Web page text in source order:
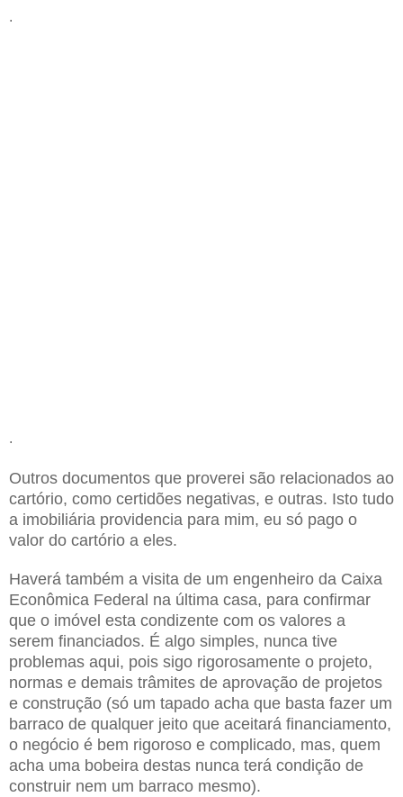
.
.
Outros documentos que proverei são relacionados ao
cartório, como certidões negativas, e outras. Isto tudo
a imobiliária providencia para mim, eu só pago o
valor do cartório a eles.
Haverá também a visita de um engenheiro da Caixa
Econômica Federal na última casa, para confirmar
que o imóvel esta condizente com os valores a
serem financiados. É algo simples, nunca tive
problemas aqui, pois sigo rigorosamente o projeto,
normas e demais trâmites de aprovação de projetos
e construção (só um tapado acha que basta fazer um
barraco de qualquer jeito que aceitará financiamento,
o negócio é bem rigoroso e complicado, mas, quem
acha uma bobeira destas nunca terá condição de
construir nem um barraco mesmo).